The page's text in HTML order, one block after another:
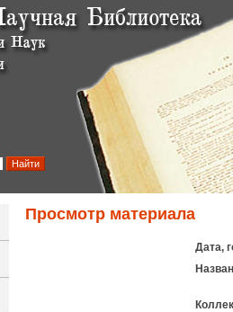
Просмотр материала
Дата,